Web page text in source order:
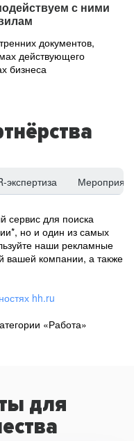
с ними
документов,
действующего
бизнеса
экспертиза
сервис для поиска
но и один из самых
наши рекламные
вашей компании, а также
hh.ru
«Работа»
для